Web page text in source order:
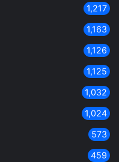
1,217
1,163
1,126
1,125
1,032
1,024
573
459